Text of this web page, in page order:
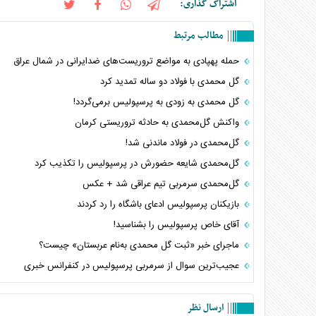
اشتراک گذاری:
مطالب مرتبط
حمله پهپادی به مواضع تروریست‌های ضدایرانی در شمال عراق
گل محمدی با فولاد دو ساله تمدید کرد
گل محمدی به زودی به پرسپولیس برمی‌گردد!
واکنش گل‌محمدی به حادثه تروریستی کرمان
گل‌محمدی در فولاد ماندنی شد!
گل‌محمدی شایعه حضورش در پرسپولیس را تکذیب کرد
گل‌محمدی سرمربی تیم عراقی شد + عکس
بازیکنان پرسپولیس ادعای باشگاه را رد کردند
آقای خاص پرسپولیس را بشناسید!
ماجرای خبر «ثبت گل محمدی به‌نام عربستان» چیست؟
عجیب‌ترین سوال از سرمربی پرسپولیس در کنفرانس خبری
ارسال نظر